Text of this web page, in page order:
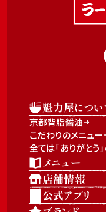
魁力屋につい
京都背脂醤油
こだわりのメニュー
全ては「ありがとう
メニュー
店舗情報
公式アプリ